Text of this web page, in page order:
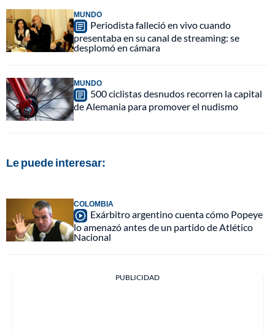
MUNDO
Periodista falleció en vivo cuando
presentaba en su canal de streaming: se
desplomó en cámara
MUNDO
500 ciclistas desnudos recorren la capital
de Alemania para promover el nudismo
Le puede interesar:
COLOMBIA
Exárbitro argentino cuenta cómo Popeye
lo amenazó antes de un partido de Atlético
Nacional
PUBLICIDAD